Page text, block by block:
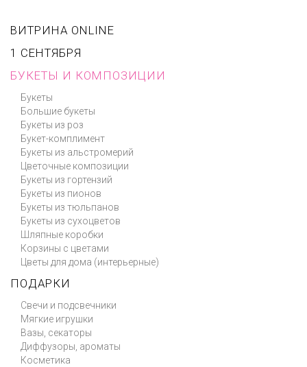
ВИТРИНА ONLINE
1 СЕНТЯБРЯ
БУКЕТЫ И КОМПОЗИЦИИ
Букеты
Большие букеты
Букеты из роз
Букет-комплимент
Букеты из альстромерий
Цветочные композиции
Букеты из гортензий
Букеты из пионов
Букеты из тюльпанов
Букеты из сухоцветов
Шляпные коробки
Корзины с цветами
Цветы для дома (интерьерные)
ПОДАРКИ
Свечи и подсвечники
Мягкие игрушки
Вазы, секаторы
Диффузоры, ароматы
Косметика